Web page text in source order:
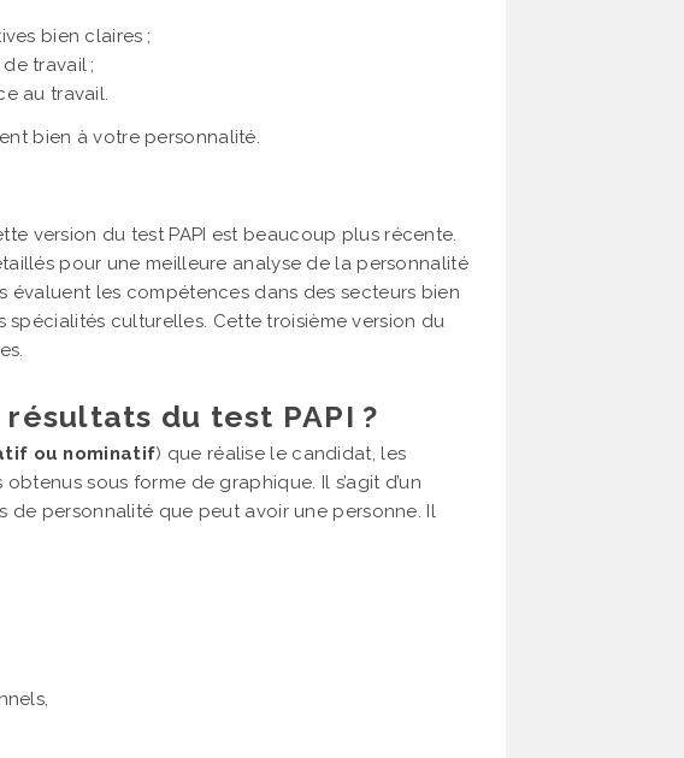
bien claires ;
travail ;
au travail.
bien à votre personnalité.
version du test PAPI est beaucoup plus récente.
pour une meilleure analyse de la personnalité
évaluent les compétences dans des secteurs bien
spécialités culturelles. Cette troisième version du
du test PAPI ?
ou nominatif) que réalise le candidat, les
sous forme de graphique. Il s’agit d’un
personnalité que peut avoir une personne. Il